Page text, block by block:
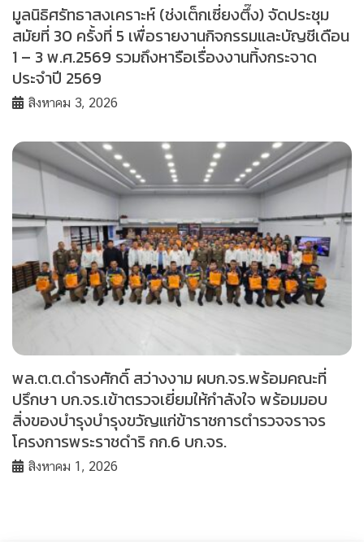
มูลนิธิศรัทธาสงเคราะห์ (ช่งเต็กเซี่ยงตึ๊ง) จัดประชุม
สมัยที่ 30 ครั้งที่ 5 เพื่อรายงานกิจกรรมและบัญชีเดือน
1 – 3 พ.ศ.2569 รวมถึงหารือเรื่องงานทิ้งกระจาด
ประจำปี 2569
สิงหาคม 3, 2026
พล.ต.ต.ดำรงศักดิ์ สว่างงาม ผบก.จร.พร้อมคณะที่
ปรึกษา บก.จร.เข้าตรวจเยี่ยมให้กำลังใจ พร้อมมอบ
สิ่งของบำรุงบำรุงขวัญแก่ข้าราชการตำรวจจราจร
โครงการพระราชดำริ กก.6 บก.จร.
สิงหาคม 1, 2026